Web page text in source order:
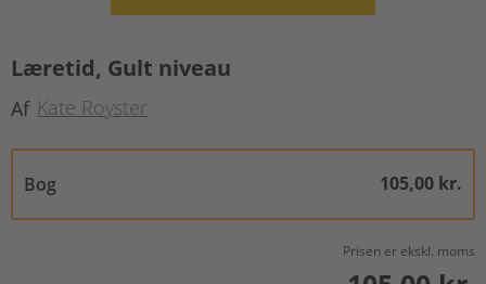
Læretid, Gult niveau
Af Kate Royster
Bog 105,00 kr.
Prisen er ekskl. moms